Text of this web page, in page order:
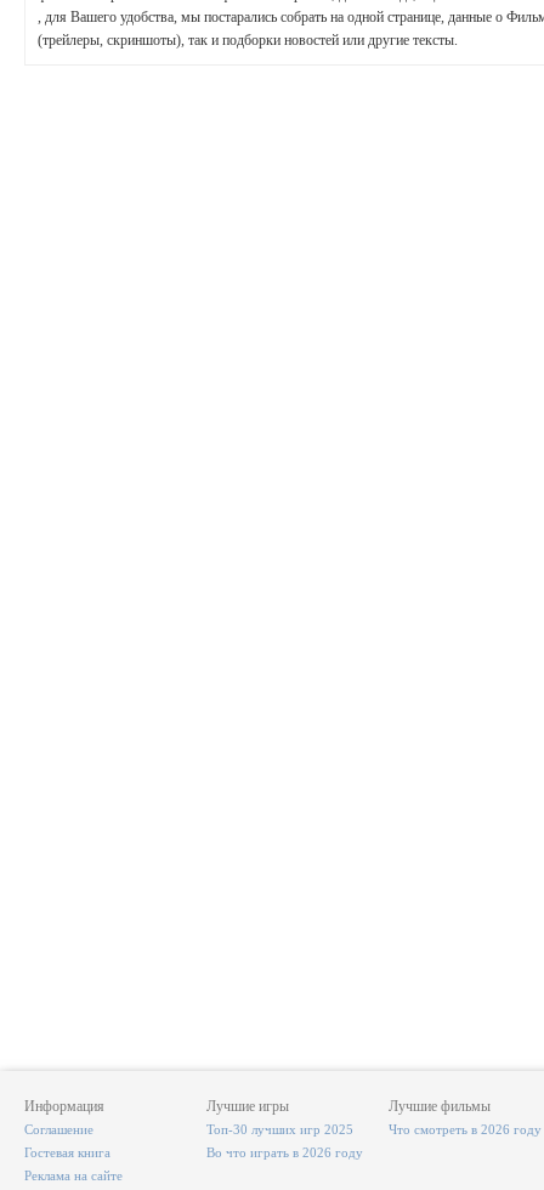
, для Вашего удобства, мы постарались собрать на одной странице, данные о
(трейлеры, скриншоты), так и подборки новостей или другие тексты.
Информация
Соглашение
Гостевая книга
Реклама на сайте
Лучшие игры
Топ-30 лучших игр 2025
Во что играть в 2026 году
Лучшие фильмы
Что смотреть в 2026 году